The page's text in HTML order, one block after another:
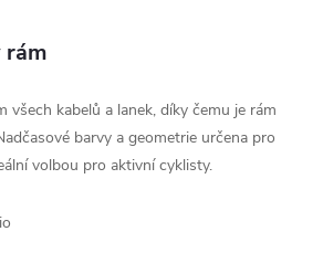
rám
všech kabelů a lanek, díky čemu je rám
barvy a geometrie určena pro
volbou pro aktivní cyklisty.